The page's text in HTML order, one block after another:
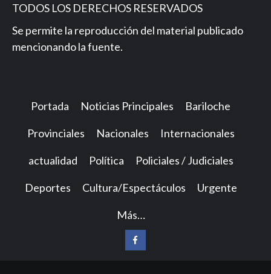
TODOS LOS DERECHOS RESERVADOS
Se permite la reproducción del material publicado
mencionando la fuente.
Portada Noticias Principales Bariloche
Provinciales Nacionales Internacionales
actualidad Política Policiales / Judiciales
Deportes Cultura/Espectáculos Urgente
Más…
Facebook